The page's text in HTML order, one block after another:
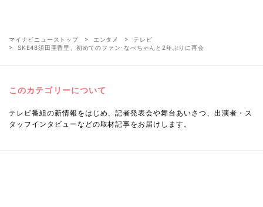
マイナビニューストップ エンタメ
テレビ
SKE48須田亜香里、初めてのファン･なべちゃんと2年ぶりに再会
このカテゴリーについて
テレビ番組の新情報をはじめ、記者発表会や舞台あいさつ、出演者・ス
タッフインタビューなどの取材記事をお届けします。